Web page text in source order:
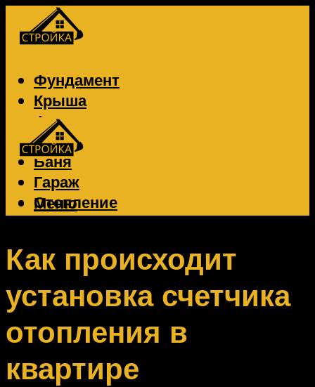
Фундамент
Крыша
Фасад
Забор
Баня
Гараж
Отопление
Вентиляция
Меню
Меню
Как происходит
установка счетчика
отопления в
квартире